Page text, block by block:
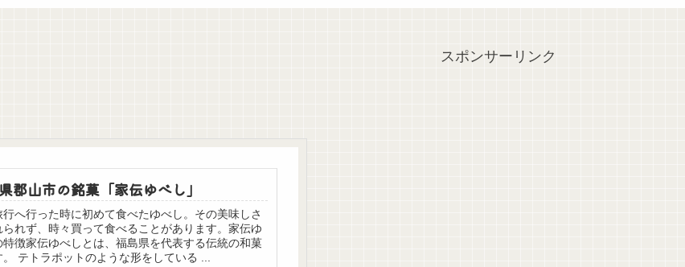
郡山市の銘菓「家伝ゆべし」
行へ行った時に初めて食べたゆべし。その美味しさ
られず、時々買って食べることがあります。家伝ゆ
特徴家伝ゆべしとは、福島県を代表する伝統の和菓
テトラポットのような形をしている ...
スポンサーリンク